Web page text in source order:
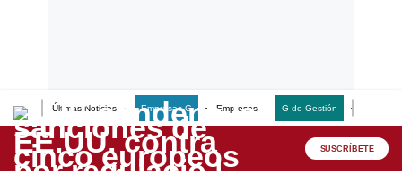
Últimas Noticias Empresas G Empresas G de Gestión
Lo último
Peru Quiosco SUSCRÍBETE